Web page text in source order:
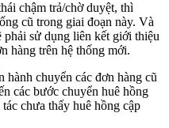
chậm trả/chờ duyệt, thì
cũ trong giai đoạn này. Và
phải sử dụng liên kết giới thiệu
hàng trên hệ thống mới.
chuyển các đơn hàng cũ
các bước chuyển huê hồng
chưa thấy huê hồng cập